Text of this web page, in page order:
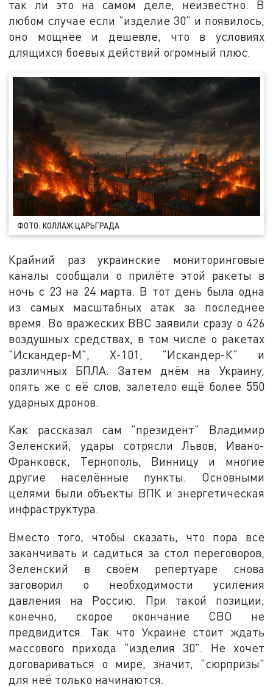
так ли это на самом деле, неизвестно. В
любом случае если "изделие 30" и появилось,
оно мощнее и дешевле, что в условиях
длящихся боевых действий огромный плюс.
ФОТО: КОЛЛАЖ ЦАРЬГРАДА
Крайний раз украинские мониторинговые
каналы сообщали о прилёте этой ракеты в
ночь с 23 на 24 марта. В тот день была одна
из самых масштабных атак за последнее
время. Во вражеских ВВС заявили сразу о 426
воздушных средствах, в том числе о ракетах
"Искандер-М", Х-101, "Искандер-К" и
различных БПЛА. Затем днём на Украину,
опять же с её слов, залетело ещё более 550
ударных дронов.
Как рассказал сам "президент" Владимир
Зеленский, удары сотрясли Львов, Ивано-
Франковск, Тернополь, Винницу и многие
другие населённые пункты. Основными
целями были объекты ВПК и энергетическая
инфраструктура.
Вместо того, чтобы сказать, что пора всё
заканчивать и садиться за стол переговоров,
Зеленский в своём репертуаре снова
заговорил о необходимости усиления
давления на Россию. При такой позиции,
конечно, скорое окончание СВО не
предвидится. Так что Украине стоит ждать
массового прихода "изделия 30". Не хочет
договариваться о мире, значит, "сюрпризы"
для неё только начинаются.